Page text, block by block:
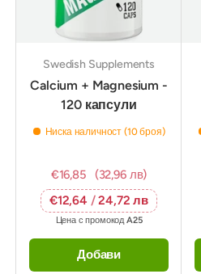
Swedish Supplements
Calcium + Magnesium -
120 капсули
Ниска наличност (10 броя)
€16,85
(32,96 лв)
€12,64 /24,72 лв
Цена с промокодA25
Добави